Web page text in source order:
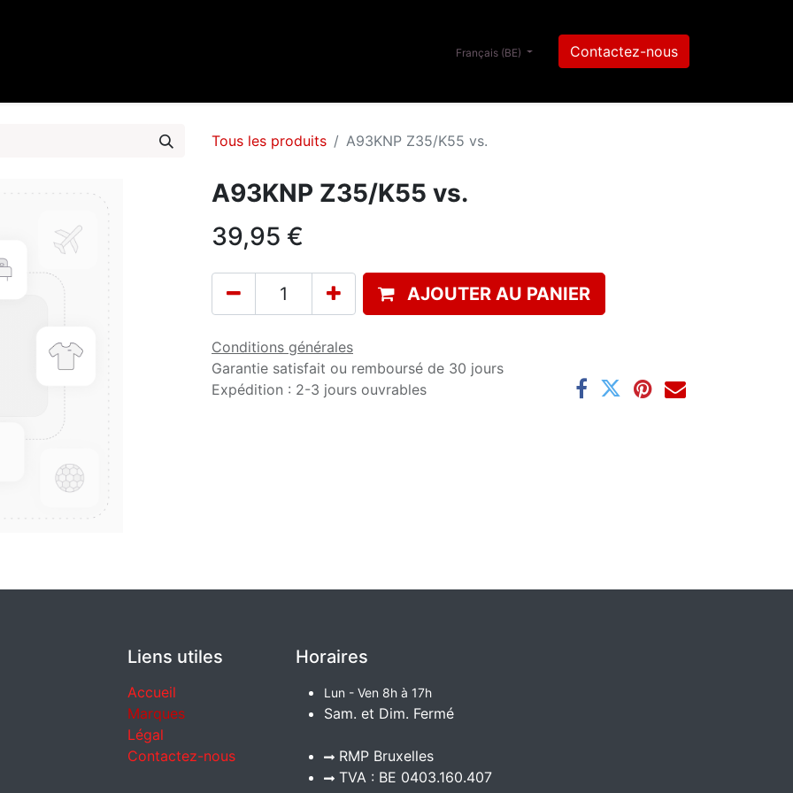
Français (BE) Contactez-nous
Tous les produits A93KNP Z35/K55 vs.
A93KNP Z35/K55 vs.
39,95 €
AJOUTER AU PANIER
Conditions générales
Garantie satisfait ou remboursé de 30 jours
Expédition : 2-3 jours ouvrables
Liens utiles
Accueil
Marques
Légal
Contactez-nous
Horaires
Lun - Ven 8h à 17h
Sam. et Dim. Fermé
RMP Bruxelles
TVA : BE 0403.160.407